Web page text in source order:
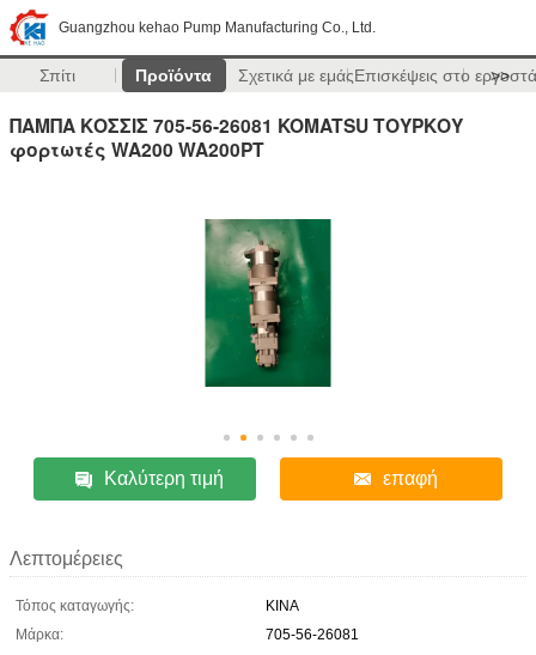
Guangzhou kehao Pump Manufacturing Co., Ltd.
Σπίτι Προϊόντα Σχετικά με εμάςΕπισκέψεις στο >>
ΠΑΜΠΑ ΚΟΣΣΙΣ 705-56-26081 KOMATSU ΤΟΥΡΚΟΥ
φορτωτές WA200 WA200PT
Καλύτερη τιμή επαφή
Λεπτομέρειες
Τόπος καταγωγής:
ΚΙΝΑ
Μάρκα:
705-56-26081